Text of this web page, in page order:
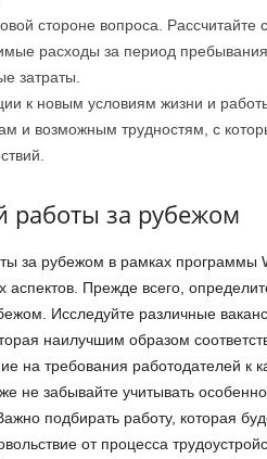
стороне вопроса. Рассчитайте
расходы за период
затраты.
к новым условиям жизни и
и возможным трудностям, с
работы за рубежом
за рубежом в рамках программы
аспектов. Прежде всего,
Исследуйте различные
наилучшим образом
на требования работодателей к
не забывайте учитывать
подбирать работу, которая
от процесса